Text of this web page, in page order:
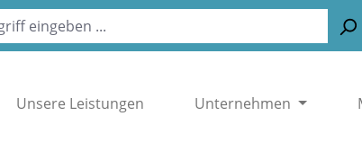
Unsere Leistungen Unternehmen